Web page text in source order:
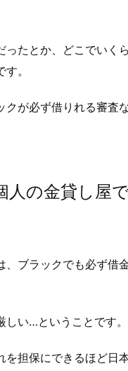
たとか、どこでいく
。
クが必ず借りれる審査
の金貸し屋
、ブラックでも必ず借
い…ということです。
担保にできるほど日